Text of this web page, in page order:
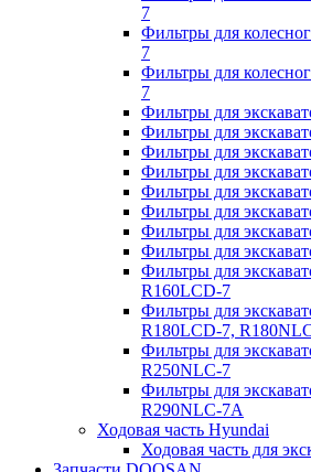
7
Фильтры для
7
Фильтры для
7
Фильтры для
Фильтры для
Фильтры для
Фильтры для
Фильтры для
Фильтры для
Фильтры для
Фильтры для
Фильтры для
R160LCD-7
Фильтры для
R180LCD-7,
Фильтры для
R250NLC-7
Фильтры для
R290NLC-7A
Ходовая часть Hyundai
Ходовая часть для